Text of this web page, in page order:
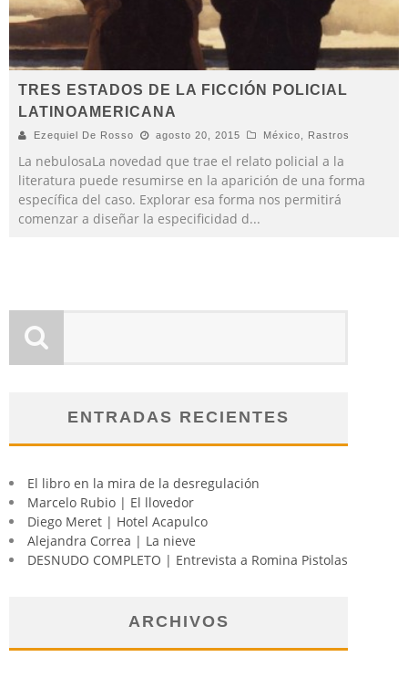
TRES ESTADOS DE LA FICCIÓN POLICIAL
LATINOAMERICANA
Ezequiel De Rosso agosto 20, 2015 México Rastros
La nebulosaLa novedad que trae el relato policial a la
literatura puede resumirse en la aparición de una forma
específica del caso. Explorar esa forma nos permitirá
comenzar a diseñar la especificidad d...
ENTRADAS RECIENTES
El libro en la mira de la desregulación
Marcelo Rubio | El llovedor
Diego Meret | Hotel Acapulco
Alejandra Correa | La nieve
DESNUDO COMPLETO | Entrevista a Romina Pistolas
ARCHIVOS